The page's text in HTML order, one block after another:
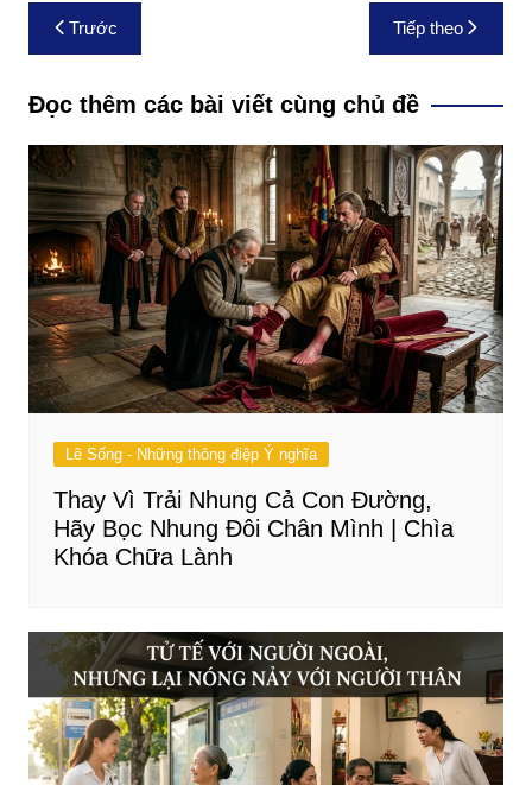
Điều
hướng
bài
viết
Trước Tiếp theo
Đọc thêm các bài viết cùng chủ đề
Lẽ Sống - Những thông điệp Ý nghĩa
Thay Vì Trải Nhung Cả Con Đường,
Hãy Bọc Nhung Đôi Chân Mình | Chìa
Khóa Chữa Lành